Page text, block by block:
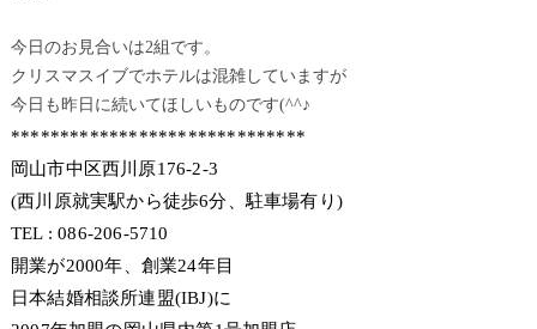
今日のお見合いは2組です。
クリスマスイブでホテルは混雑していますが
今日も昨日に続いてほしいものです(^^♪
******************************
岡山市中区西川原176-2-3
(西川原就実駅から徒歩6分、駐車場有り)
TEL : 086-206-5710
開業が2000年、創業24年目
日本結婚相談所連盟(IBJ)に